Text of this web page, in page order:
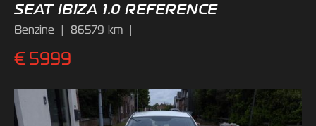
SEAT IBIZA 1.0 REFERENCE
Benzine | 86579 km |
€ 5999